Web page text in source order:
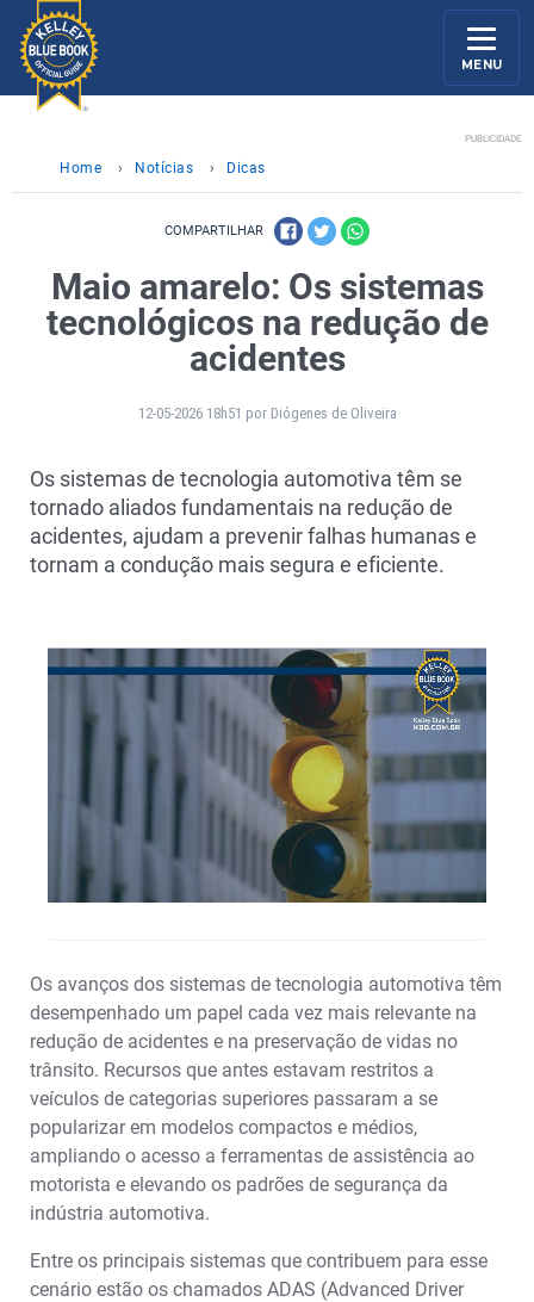
MENU
PUBLICIDADE
Home › Notícias › Dicas
COMPARTILHAR
Maio amarelo: Os sistemas
tecnológicos na redução de
acidentes
12-05-2026 18h51 por Diógenes de Oliveira
Os sistemas de tecnologia automotiva têm se
tornado aliados fundamentais na redução de
acidentes, ajudam a prevenir falhas humanas e
tornam a condução mais segura e eficiente.
Os avanços dos sistemas de tecnologia automotiva têm
desempenhado um papel cada vez mais relevante na
redução de acidentes e na preservação de vidas no
trânsito. Recursos que antes estavam restritos a
veículos de categorias superiores passaram a se
popularizar em modelos compactos e médios,
ampliando o acesso a ferramentas de assistência ao
motorista e elevando os padrões de segurança da
indústria automotiva.
Entre os principais sistemas que contribuem para esse
cenário estão os chamados ADAS (Advanced Driver